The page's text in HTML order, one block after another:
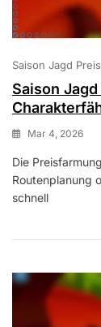
Saison Jagd
Saison
Mar 4, 2026
Die
Routenplanung
schnell